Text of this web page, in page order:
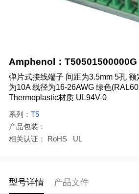
Amphenol：T50501500000G
弹片式接线端子 间距为3.5mm 5孔
为10A 线径为16-26AWG 绿色
Thermoplastic材质 UL94V-0
系列： T5
产品包装：
相关认证： RoHS UL
型号详情 产品文件